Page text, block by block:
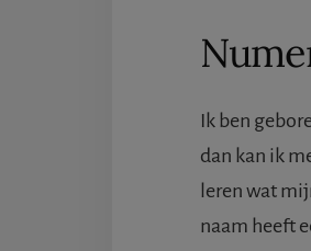
Ik ben
dan kan ik
leren wat
naam heeft